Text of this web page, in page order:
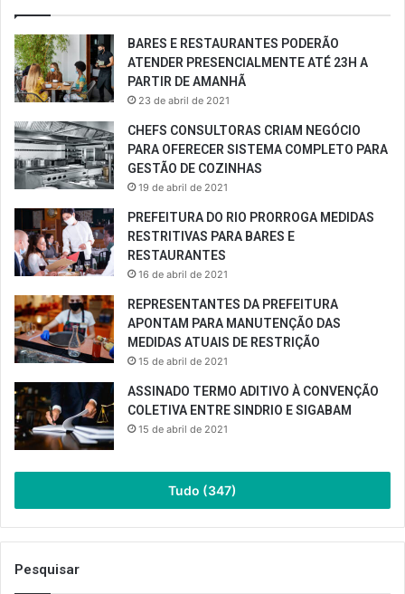
BARES E RESTAURANTES PODERÃO
ATENDER PRESENCIALMENTE ATÉ 23H A
PARTIR DE AMANHÃ
23 de abril de 2021
CHEFS CONSULTORAS CRIAM NEGÓCIO
PARA OFERECER SISTEMA COMPLETO PARA
GESTÃO DE COZINHAS
19 de abril de 2021
PREFEITURA DO RIO PRORROGA MEDIDAS
RESTRITIVAS PARA BARES E
RESTAURANTES
16 de abril de 2021
REPRESENTANTES DA PREFEITURA
APONTAM PARA MANUTENÇÃO DAS
MEDIDAS ATUAIS DE RESTRIÇÃO
15 de abril de 2021
ASSINADO TERMO ADITIVO À CONVENÇÃO
COLETIVA ENTRE SINDRIO E SIGABAM
15 de abril de 2021
Tudo (347)
Pesquisar